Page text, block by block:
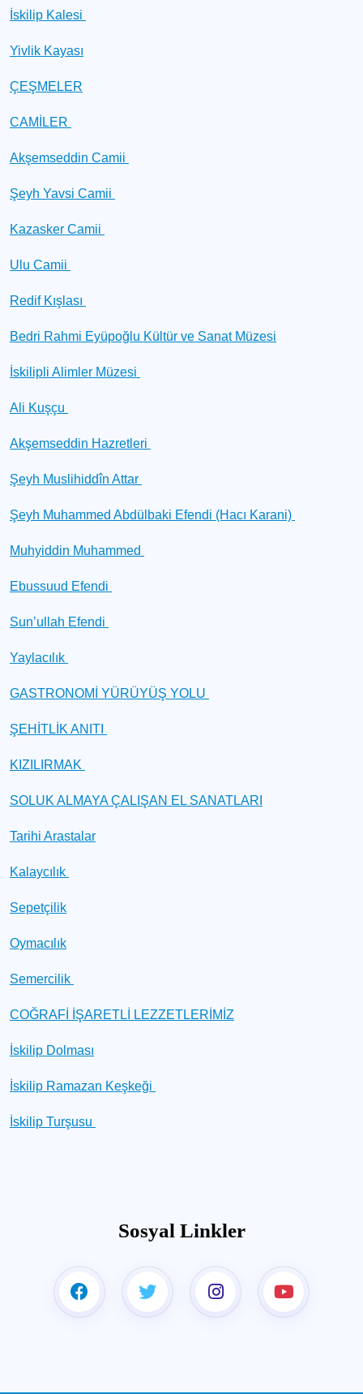
İskilip Kalesi
Yivlik Kayası
ÇEŞMELER
CAMİLER
Akşemseddin Camii
Şeyh Yavsi Camii
Kazasker Camii
Ulu Camii
Redif Kışlası
Bedri Rahmi Eyüpoğlu Kültür ve Sanat Müzesi
İskilipli Alimler Müzesi
Ali Kuşçu
Akşemseddin Hazretleri
Şeyh Muslihiddîn Attar
Şeyh Muhammed Abdülbaki Efendi (Hacı Karani)
Muhyiddin Muhammed
Ebussuud Efendi
Sun’ullah Efendi
Yaylacılık
GASTRONOMİ YÜRÜYÜŞ YOLU
ŞEHİTLİK ANITI
KIZILIRMAK
SOLUK ALMAYA ÇALIŞAN EL SANATLARI
Tarihi Arastalar
Kalaycılık
Sepetçilik
Oymacılık
Semercilik
COĞRAFİ İŞARETLİ LEZZETLERİMİZ
İskilip Dolması
İskilip Ramazan Keşkeği
İskilip Turşusu
Sosyal Linkler